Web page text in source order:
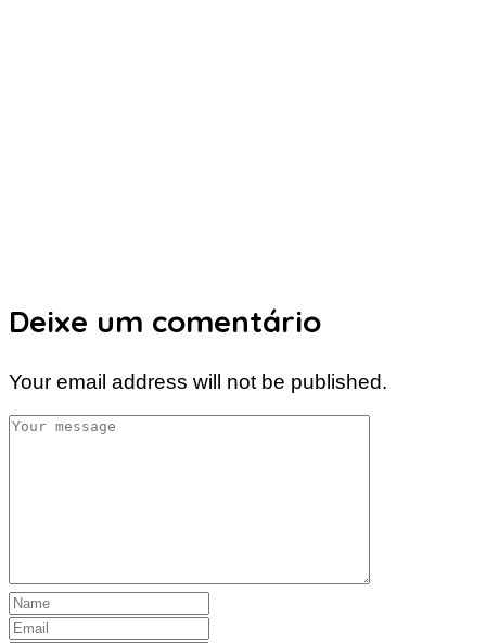
Deixe um comentário
Your email address will not be published.